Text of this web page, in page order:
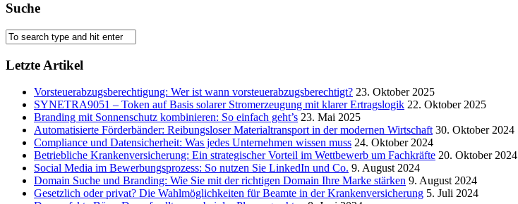
Suche
Letzte Artikel
Vorsteuerabzugsberechtigung: Wer ist wann vorsteuerabzugsberechtigt? 23. Oktober 2025
SYNETRA9051 – Token auf Basis solarer Stromerzeugung mit klarer Ertragslogik 22. Oktober 2025
Branding mit Sonnenschutz kombinieren: So einfach geht’s 23. Mai 2025
Automatisierte Förderbänder: Reibungsloser Materialtransport in der modernen Wirtschaft 30. Oktober 2024
Compliance und Datensicherheit: Was jedes Unternehmen wissen muss 24. Oktober 2024
Betriebliche Krankenversicherung: Ein strategischer Vorteil im Wettbewerb um Fachkräfte 20. Oktober 2024
Social Media im Bewerbungsprozess: So nutzen Sie LinkedIn und Co. 9. August 2024
Domain Suche und Branding: Wie Sie mit der richtigen Domain Ihre Marke stärken 9. August 2024
Gesetzlich oder privat? Die Wahlmöglichkeiten für Beamte in der Krankenversicherung 5. Juli 2024